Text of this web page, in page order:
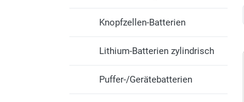
Knopfzellen-Batterien
Lithium-Batterien zylindrisch
Puffer-/Gerätebatterien